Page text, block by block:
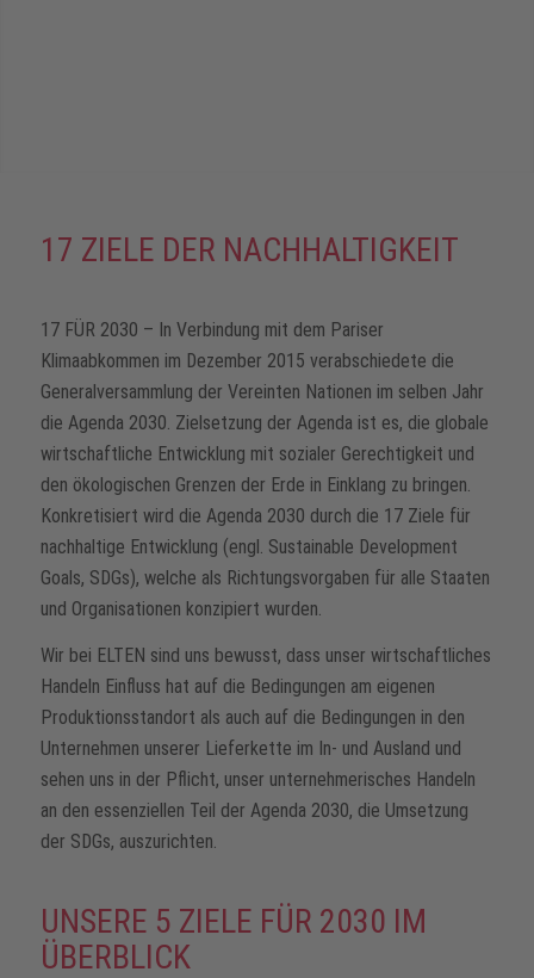
17 ZIELE DER NACHHALTIGKEIT
17 FÜR 2030 – In Verbindung mit dem Pariser
Klimaabkommen im Dezember 2015 verabschiedete die
Generalversammlung der Vereinten Nationen im selben Jahr
die Agenda 2030. Zielsetzung der Agenda ist es, die globale
wirtschaftliche Entwicklung mit sozialer Gerechtigkeit und
den ökologischen Grenzen der Erde in Einklang zu bringen.
Konkretisiert wird die Agenda 2030 durch die 17 Ziele für
nachhaltige Entwicklung (engl. Sustainable Development
Goals, SDGs), welche als Richtungsvorgaben für alle Staaten
und Organisationen konzipiert wurden.
Wir bei ELTEN sind uns bewusst, dass unser wirtschaftliches
Handeln Einfluss hat auf die Bedingungen am eigenen
Produktionsstandort als auch auf die Bedingungen in den
Unternehmen unserer Lieferkette im In- und Ausland und
sehen uns in der Pflicht, unser unternehmerisches Handeln
an den essenziellen Teil der Agenda 2030, die Umsetzung
der SDGs, auszurichten.
UNSERE 5 ZIELE FÜR 2030 IM
ÜBERBLICK